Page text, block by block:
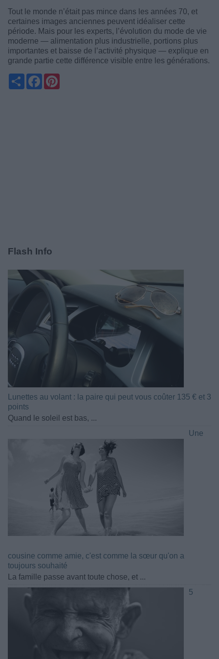
Tout le monde n’était pas mince dans les années 70, et
certaines images anciennes peuvent idéaliser cette
période. Mais pour les experts, l’évolution du mode de vie
moderne — alimentation plus industrielle, portions plus
importantes et baisse de l’activité physique — explique en
grande partie cette différence visible entre les générations.
PartagerFacebook
Flash Info
Lunettes au volant : la paire qui peut vous coûter 135 € et 3
points
Quand le soleil est bas, ...
Une
cousine comme amie, c'est comme la sœur qu'on a
toujours souhaité
La famille passe avant toute chose, et ...
5